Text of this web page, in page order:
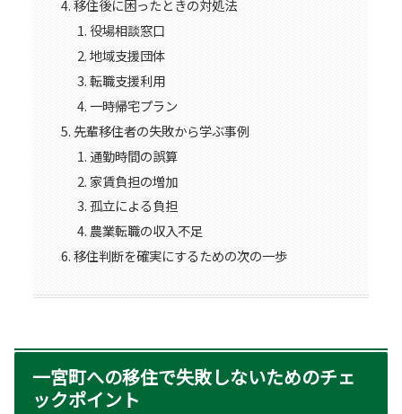
移住後に困ったときの対処法
役場相談窓口
地域支援団体
転職支援利用
一時帰宅プラン
先輩移住者の失敗から学ぶ事例
通勤時間の誤算
家賃負担の増加
孤立による負担
農業転職の収入不足
移住判断を確実にするための次の一歩
一宮町への移住で失敗しないためのチェ
ックポイント